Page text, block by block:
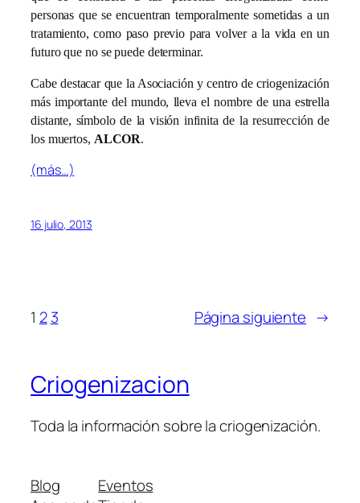
personas que se encuentran temporalmente sometidas a un
tratamiento, como paso previo para volver a la vida en un
futuro que no se puede determinar.
Cabe destacar que la Asociación y centro de criogenización
más importante del mundo, lleva el nombre de una estrella
distante, símbolo de la visión infinita de la resurrección de
los muertos, ALCOR.
(más…)
16 julio, 2013
1 2 3 Página siguiente →
Criogenizacion
Toda la información sobre la criogenización.
Blog
Eventos